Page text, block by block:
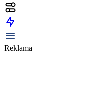
Reklama